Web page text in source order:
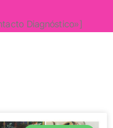
Diagnóstico»]